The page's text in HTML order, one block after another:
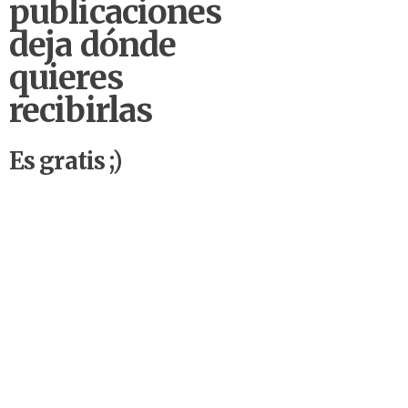
publicaciones
deja dónde
quieres
recibirlas
Es gratis ;)